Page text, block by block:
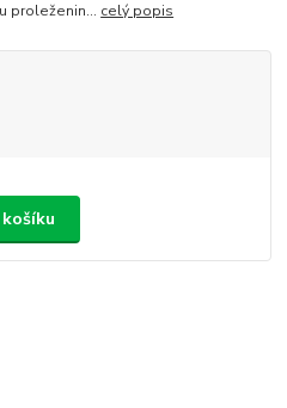
proleženin... celý popis